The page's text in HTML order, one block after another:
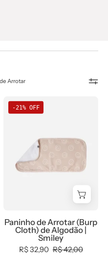
Arrotar
|
MiniMalista
b2b,
Baby,
black-
-21% OFF
Paninho de Arrotar (Burp
Cloth) de Algodão |
Smiley
R$ 32,90 R$ 42,00